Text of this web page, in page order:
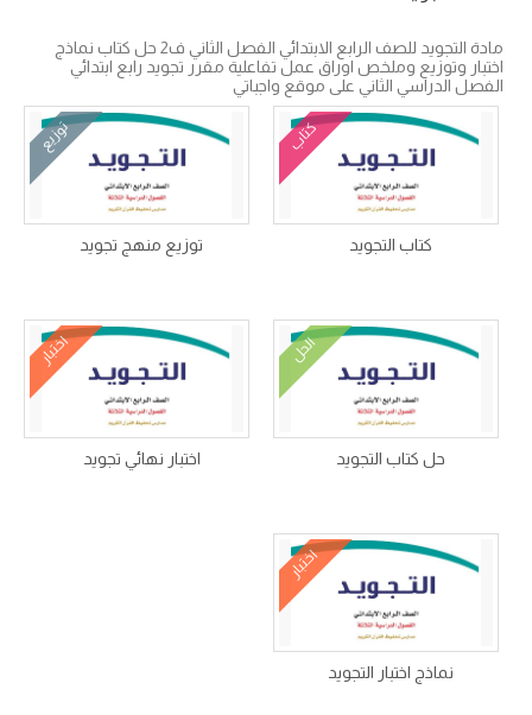
مادة التجويد للصف الرابع الابتدائي الفصل الثاني ف2 حل كتاب نماذج
اختبار وتوزيع وملخص اوراق عمل تفاعلية مقرر تجويد رابع ابتدائي
الفصل الدراسي الثاني على موقع واجباتي
كتاب
كتاب التجويد
توزيع
توزيع منهج تجويد
الحل
حل كتاب التجويد
اختبار
اختبار نهائي تجويد
اختبار
نماذج اختبار التجويد